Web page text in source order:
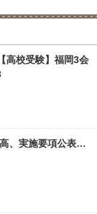
高校受験】福岡3会
、実施要項公表…